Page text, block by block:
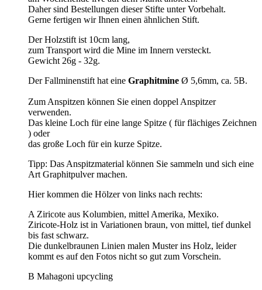
Daher sind Bestellungen dieser Stifte unter Vorbehalt.
Gerne fertigen wir Ihnen einen ähnlichen Stift.
Der Holzstift ist 10cm lang,
zum Transport wird die Mine im Innern versteckt.
Gewicht 26g - 32g.
Der Fallminenstift hat eine Graphitmine Ø 5,6mm, ca. 5B.
Zum Anspitzen können Sie einen doppel Anspitzer
verwenden.
Das kleine Loch für eine lange Spitze ( für flächiges Zeichnen
) oder
das große Loch für ein kurze Spitze.
Tipp: Das Anspitzmaterial können Sie sammeln und sich eine
Art Graphitpulver machen.
Hier kommen die Hölzer von links nach rechts:
A Ziricote aus Kolumbien, mittel Amerika, Mexiko.
Ziricote-Holz ist in Variationen braun, von mittel, tief dunkel
bis fast schwarz.
Die dunkelbraunen Linien malen Muster ins Holz, leider
kommt es auf den Fotos nicht so gut zum Vorschein.
B Mahagoni upcycling